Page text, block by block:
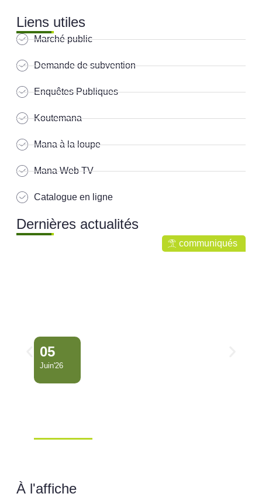
Liens utiles
Marché public
Demande de subvention
Enquêtes Publiques
Koutemana
Mana à la loupe
Mana Web TV
Catalogue en ligne
Dernières actualités
communiqués
05
Juin'26
À l'affiche